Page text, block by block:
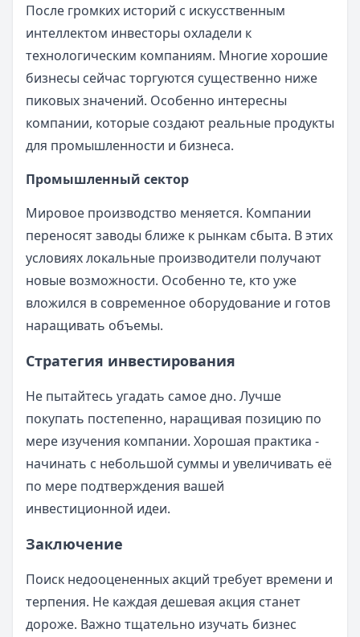
После громких историй с искусственным
интеллектом инвесторы охладели к
технологическим компаниям. Многие хорошие
бизнесы сейчас торгуются существенно ниже
пиковых значений. Особенно интересны
компании, которые создают реальные продукты
для промышленности и бизнеса.
Промышленный сектор
Мировое производство меняется. Компании
переносят заводы ближе к рынкам сбыта. В этих
условиях локальные производители получают
новые возможности. Особенно те, кто уже
вложился в современное оборудование и готов
наращивать объемы.
Стратегия инвестирования
Не пытайтесь угадать самое дно. Лучше
покупать постепенно, наращивая позицию по
мере изучения компании. Хорошая практика -
начинать с небольшой суммы и увеличивать её
по мере подтверждения вашей
инвестиционной идеи.
Заключение
Поиск недооцененных акций требует времени и
терпения. Не каждая дешевая акция станет
дороже. Важно тщательно изучать бизнес